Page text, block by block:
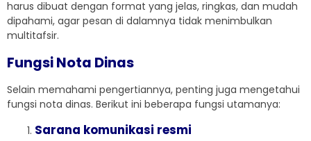
harus dibuat dengan format yang jelas, ringkas, dan mudah
dipahami, agar pesan di dalamnya tidak menimbulkan
multitafsir.
Fungsi Nota Dinas
Selain memahami pengertiannya, penting juga mengetahui
fungsi nota dinas. Berikut ini beberapa fungsi utamanya:
Sarana komunikasi resmi